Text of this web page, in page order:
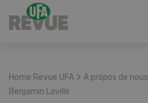
Home Revue UFA > A propos de nous
Benjamin Laville